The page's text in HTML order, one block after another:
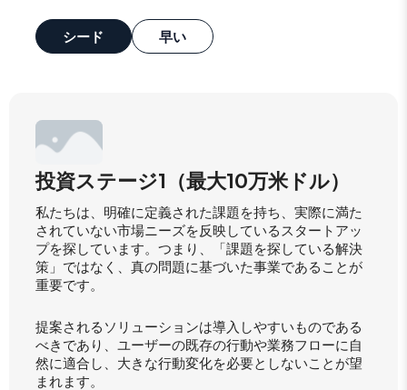
シード 早い
投資ステージ1（最大10万米ドル）
私たちは、明確に定義された課題を持ち、実際に満た
されていない市場ニーズを反映しているスタートアッ
プを探しています。つまり、「課題を探している解決
策」ではなく、真の問題に基づいた事業であることが
重要です。
提案されるソリューションは導入しやすいものである
べきであり、ユーザーの既存の行動や業務フローに自
然に適合し、大きな行動変化を必要としないことが望
まれます。